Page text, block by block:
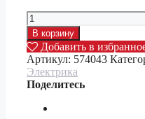
Количество
товара
Переключатель
1
контактный
В корзину
Добавить в
Артикул: 574043
Электрика
Поделитесь